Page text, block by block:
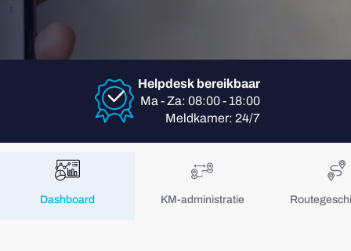
Helpdesk bereikbaar
Ma - Za: 08:00 - 18:00
Meldkamer: 24/7
Dashboard KM-administratie